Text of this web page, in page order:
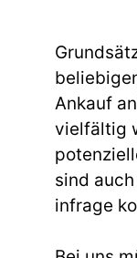
Ankauf
vielfältig
sind
infrage